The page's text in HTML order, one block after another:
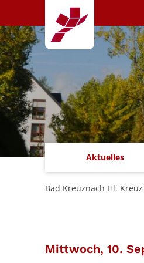
Zum Inhalt springen
Aktuelles
Bad Kreuznach Hl. Kreuz
Mittwoch, 10.